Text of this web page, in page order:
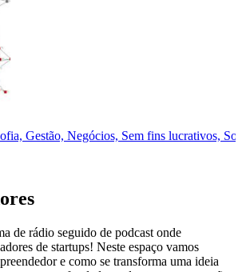
Gestão, Negócios, Sem fins lucrativos,
de rádio seguido de podcast onde
de startups! Neste espaço vamos
e como se transforma uma ideia